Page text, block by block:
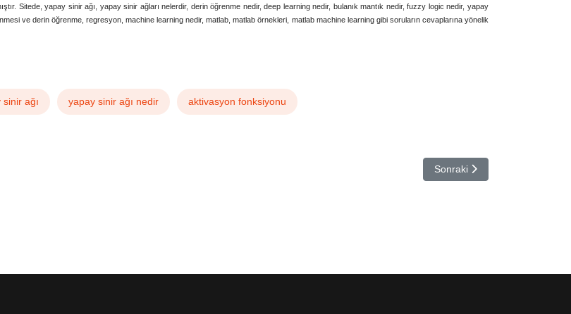
Sitede, yapay sinir ağı, yapay sinir ağları nelerdir, derin öğrenme nedir, deep learning nedir, bulanık mantık nedir, fuzzy logic nedir, yapay
ve derin öğrenme, regresyon, machine learning nedir, matlab, matlab örnekleri, matlab machine learning gibi soruların cevaplarına yönelik
ağı yapay sinir ağı nedir aktivasyon fonksiyonu
Sonraki makale: Bulanık
Sonraki